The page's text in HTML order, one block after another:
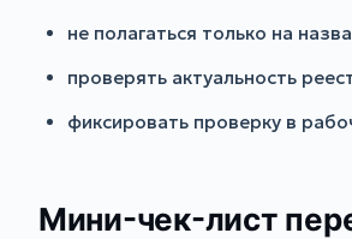
не полагаться только на
проверять актуальность
фиксировать проверку в
Мини-чек-лист